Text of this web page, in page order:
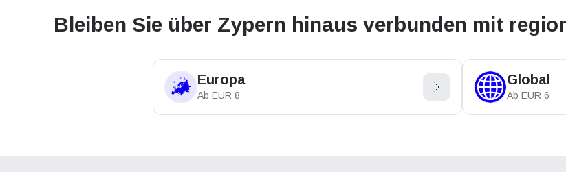
Bleiben Sie über Zypern hinaus verbunden mit
Europa
Ab EUR 8
Global
Ab EUR 6